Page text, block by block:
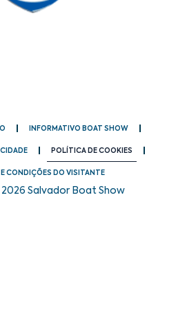
INFORMATIVO BOAT SHOW
POLÍTICA DE COOKIES
CONDIÇÕES DO VISITANTE
Salvador Boat Show